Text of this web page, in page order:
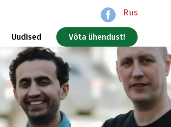
Rus
Uudised Võta ühendust!